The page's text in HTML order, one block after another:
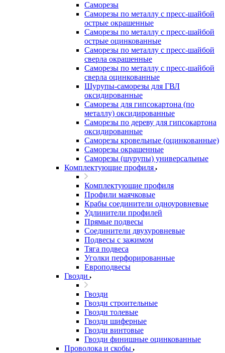
Саморезы
Саморезы по металлу с пресс-шайбой
острые окрашенные
Саморезы по металлу с пресс-шайбой
острые оцинкованные
Саморезы по металлу с пресс-шайбой
сверла окрашенные
Саморезы по металлу с пресс-шайбой
сверла оцинкованные
Шурупы-саморезы для ГВЛ
оксидированные
Саморезы для гипсокартона (по
металлу) оксидированные
Саморезы по дереву для гипсокартона
оксидированные
Саморезы кровельные (оцинкованные)
Саморезы окрашенные
Саморезы (шурупы) универсальные
Комплектующие профиля
Комплектующие профиля
Профили маячковые
Крабы соединители одноуровневые
Удлинители профилей
Прямые подвесы
Соединители двухуровневые
Подвесы с зажимом
Тяга подвеса
Уголки перфорированные
Европодвесы
Гвозди
Гвозди
Гвозди строительные
Гвозди толевые
Гвозди шиферные
Гвозди винтовые
Гвозди финишные оцинкованные
Проволока и скобы